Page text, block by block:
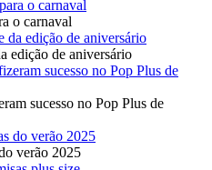
o carnaval
edição de aniversário
sucesso no Pop Plus de
verão 2025